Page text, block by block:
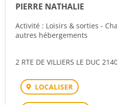
PIERRE NATHALIE
Activité : Loisirs & sorties -
autres hébergements
2 RTE DE VILLIERS LE DUC
LOCALISER